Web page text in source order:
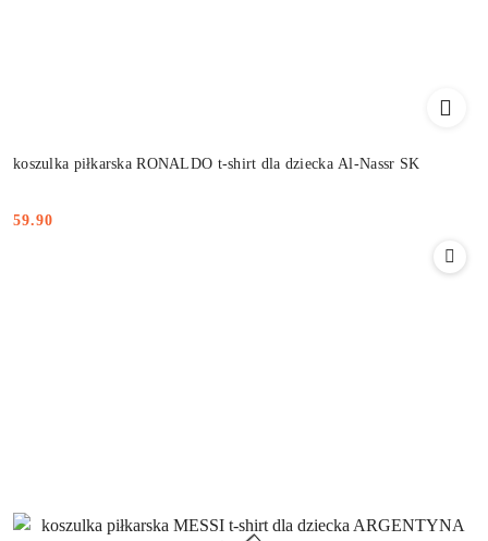
koszulka piłkarska RONALDO t-shirt dla dziecka Al-Nassr SK
Cena:
59.90